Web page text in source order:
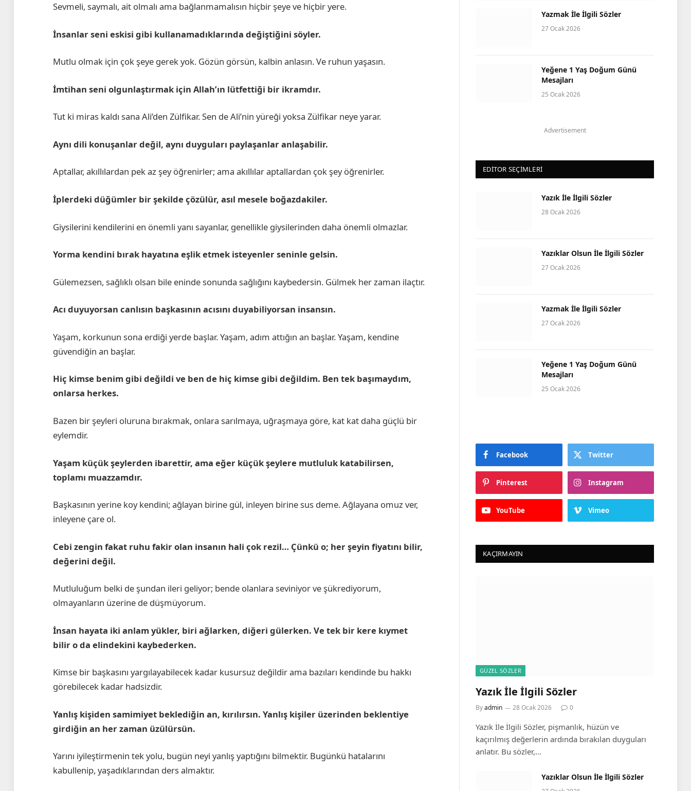
Sevmeli, saymalı, ait olmalı ama bağlanmamalısın hiçbir şeye ve hiçbir yere.
İnsanlar seni eskisi gibi kullanamadıklarında değiştiğini söyler.
Mutlu olmak için çok şeye gerek yok. Gözün görsün, kalbin anlasın. Ve ruhun yaşasın.
İmtihan seni olgunlaştırmak için Allah’ın lütfettiği bir ikramdır.
Tut ki miras kaldı sana Ali’den Zülfikar. Sen de Ali’nin yüreği yoksa Zülfikar neye yarar.
Aynı dili konuşanlar değil, aynı duyguları paylaşanlar anlaşabilir.
Aptallar, akıllılardan pek az şey öğrenirler; ama akıllılar aptallardan çok şey öğrenirler.
İplerdeki düğümler bir şekilde çözülür, asıl mesele boğazdakiler.
Giysilerini kendilerini en önemli yanı sayanlar, genellikle giysilerinden daha önemli olmazlar.
Yorma kendini bırak hayatına eşlik etmek isteyenler seninle gelsin.
Gülemezsen, sağlıklı olsan bile eninde sonunda sağlığını kaybedersin. Gülmek her zaman ilaçtır.
Acı duyuyorsan canlısın başkasının acısını duyabiliyorsan insansın.
Yaşam, korkunun sona erdiği yerde başlar. Yaşam, adım attığın an başlar. Yaşam, kendine
güvendiğin an başlar.
Hiç kimse benim gibi değildi ve ben de hiç kimse gibi değildim. Ben tek başımaydım,
onlarsa herkes.
Bazen bir şeyleri oluruna bırakmak, onlara sarılmaya, uğraşmaya göre, kat kat daha güçlü bir
eylemdir.
Yaşam küçük şeylerden ibarettir, ama eğer küçük şeylere mutluluk katabilirsen,
toplamı muazzamdır.
Başkasının yerine koy kendini; ağlayan birine gül, inleyen birine sus deme. Ağlayana omuz ver,
inleyene çare ol.
Cebi zengin fakat ruhu fakir olan insanın hali çok rezil… Çünkü o; her şeyin fiyatını bilir,
değerini değil.
Mutluluğum belki de şundan ileri geliyor; bende olanlara seviniyor ve şükrediyorum,
olmayanların üzerine de düşmüyorum.
İnsan hayata iki anlam yükler, biri ağlarken, diğeri gülerken. Ve tek bir kere kıymet
bilir o da elindekini kaybederken.
Kimse bir başkasını yargılayabilecek kadar kusursuz değildir ama bazıları kendinde bu hakkı
görebilecek kadar hadsizdir.
Yanlış kişiden samimiyet beklediğin an, kırılırsın. Yanlış kişiler üzerinden beklentiye
girdiğin an her zaman üzülürsün.
Yarını iyileştirmenin tek yolu, bugün neyi yanlış yaptığını bilmektir. Bugünkü hatalarını
kabullenip, yaşadıklarından ders almaktır.
Yazmak İle İlgili Sözler
27 Ocak 2026
Yeğene 1 Yaş Doğum Günü
Mesajları
25 Ocak 2026
Advertisement
EDITOR SEÇIMLERI
Yazık İle İlgili Sözler
28 Ocak 2026
Yazıklar Olsun İle İlgili Sözler
27 Ocak 2026
Yazmak İle İlgili Sözler
27 Ocak 2026
Yeğene 1 Yaş Doğum Günü
Mesajları
25 Ocak 2026
Facebook Twitter
Pinterest Instagram
YouTube Vimeo
KAÇIRMAYIN
GÜZEL SÖZLER
Yazık İle İlgili Sözler
Byadmin 28 Ocak 2026 0
Yazık İle İlgili Sözler, pişmanlık, hüzün ve
kaçırılmış değerlerin ardında bırakılan duyguları
anlatır. Bu sözler,…
Yazıklar Olsun İle İlgili Sözler